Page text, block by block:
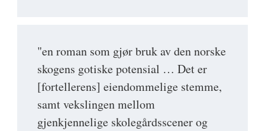
"en roman som gjør bruk av den norske
skogens gotiske potensial … Det er
[fortellerens] eiendommelige stemme,
samt vekslingen mellom
gjenkjennelige skolegårdsscener og